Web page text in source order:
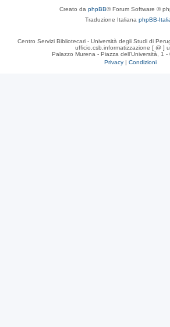
Creato da phpBB® Forum Software ©
Traduzione Italiana phpBB-
Centro Servizi Bibliotecari - Università degli Studi di
ufficio.csb.informatizzazione [ @ ]
Palazzo Murena - Piazza dell'Università, 1 -
Privacy | Condizioni